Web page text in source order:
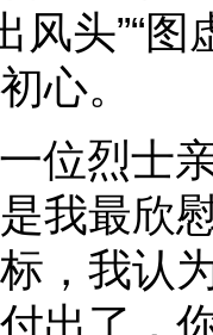
风头”“
心。
位烈士
我最欣
，我认
出了，